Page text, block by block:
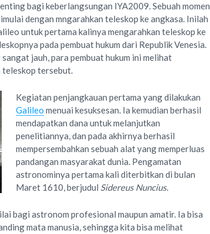
bagi keberlangsungan IYA2009. Sebuah momen
dengan mngarahkan teleskop ke angkasa. Inilah
untuk pertama kalinya mengarahkan teleskop ke
pada pembuat hukum dari Republik Venesia.
jauh, para pembuat hukum ini melihat
teleskop tersebut.
Kegiatan penjangkauan pertama yang dilakukan
Galileo menuai kesuksesan. Ia kemudian berhasil
mendapatkan dana untuk melanjutkan
penelitiannya, dan pada akhirnya berhasil
mempersembahkan sebuah alat yang memperluas
pandangan masyarakat dunia. Pengamatan
astronominya pertama kali diterbitkan di bulan
Maret 1610, berjudul Sidereus Nuncius.
bagi astronom profesional maupun amatir. Ia bisa
mata manusia, sehingga kita bisa melihat